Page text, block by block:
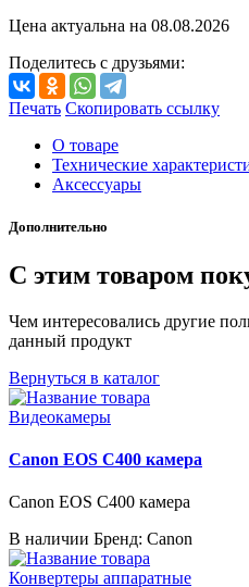
Цена актуальна на 08.08.2026
Поделитесь с друзьями:
Печать Скопировать ссылку
О товаре
Технические
Аксессуары
Дополнительно
С этим товаром
Чем интересовались другие
данный продукт
Вернуться в каталог
Видеокамеры
Canon EOS C400 камера
Canon EOS C400 камера
В наличии Бренд: Canon
Конвертеры аппаратные